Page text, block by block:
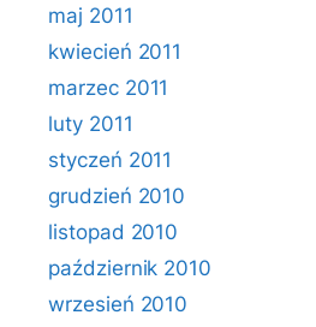
maj 2011
kwiecień 2011
marzec 2011
luty 2011
styczeń 2011
grudzień 2010
listopad 2010
październik 2010
wrzesień 2010